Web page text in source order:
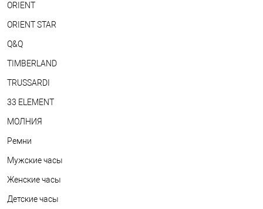
ORIENT
ORIENT STAR
Q&Q
TIMBERLAND
TRUSSARDI
33 ELEMENT
МОЛНИЯ
Ремни
Мужские часы
Женские часы
Детские часы